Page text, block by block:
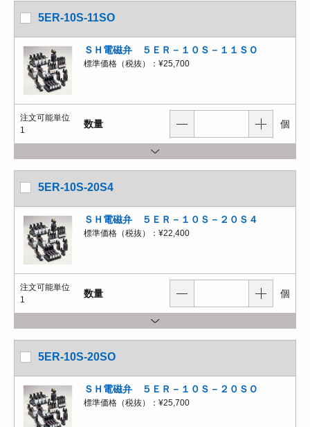
5ER-10S-11SO
ＳＨ電磁弁 ５ＥＲ－１０Ｓ－１１ＳＯ
標準価格（税抜）： ¥25,700
注文可能単位
1
数量 個
5ER-10S-20S4
ＳＨ電磁弁 ５ＥＲ－１０Ｓ－２０Ｓ４
標準価格（税抜）： ¥22,400
注文可能単位
1
数量 個
5ER-10S-20SO
ＳＨ電磁弁 ５ＥＲ－１０Ｓ－２０ＳＯ
標準価格（税抜）： ¥25,700